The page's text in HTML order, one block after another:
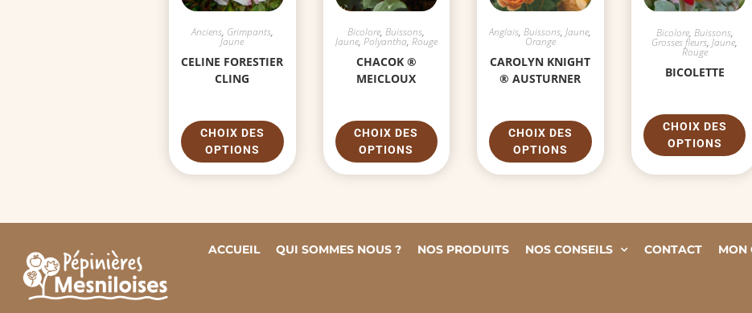
Anciens, Grimpants,
Jaune
CELINE FORESTIER
CLING
CHOIX DES
OPTIONS
Bicolore,Buissons,
Jaune, Polyantha, Rouge
CHACOK ®
MEICLOUX
CHOIX DES
OPTIONS
Anglais,Buissons,Jaune,
Orange
CAROLYN KNIGHT
® AUSTURNER
CHOIX DES
OPTIONS
Bicolore, Buissons,
Grosses fleurs,Jaune,
Rouge
BICOLETTE
CHOIX DES
OPTIONS
ACCUEIL QUI SOMMES NOUS ? NOS PRODUITS NOS CONSEILS CONTACT MON